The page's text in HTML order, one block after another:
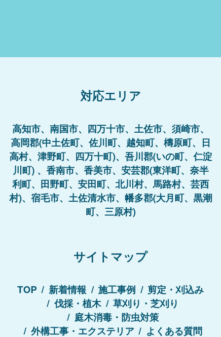
対応エリア
高知市、南国市、四万十市、土佐市、須崎市、
高岡郡(中土佐町、佐川町、越知町、檮原町、日
高村、津野町、四万十町)、吾川郡(いの町、仁淀
川町) 、香南市、香美市、安芸郡(東洋町、奈半
利町、田野町、安田町、北川村、馬路村、芸西
村)、宿毛市、土佐清水市、幡多郡(大月町、黒潮
町、三原村)
サイトマップ
TOP 新着情報 施工事例
剪定・刈込み
伐採・植木
草刈り・芝刈り
庭木消毒・防虫対策
外構工事・エクステリア
よくある質問